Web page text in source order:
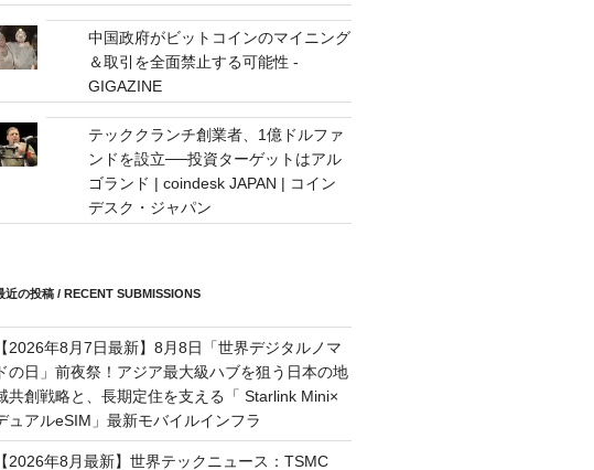
中国政府がビットコインのマイニング
＆取引を全面禁止する可能性 -
GIGAZINE
テッククランチ創業者、1億ドルファ
ンドを設立──投資ターゲットはアル
ゴランド | coindesk JAPAN | コイン
デスク・ジャパン
近の投稿 / RECENT SUBMISSIONS
【2026年8月7日最新】8月8日「世界デジタルノマ
ドの日」前夜祭！アジア最大級ハブを狙う日本の地
共創戦略と、長期定住を支える「 Starlink Mini×
ュアルeSIM」最新モバイルインフラ
【2026年8月最新】世界テックニュース：TSMC